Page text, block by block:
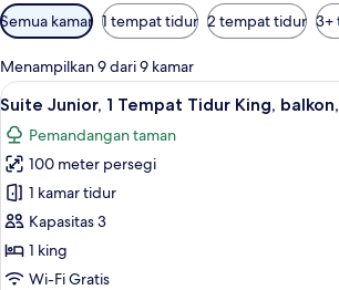
Filter
tersedia
untuk
kamar
Semua kamar 1 tempat tidur 2 tempat tidur 3+
Menampilkan 9 dari 9 kamar
Lihat
semua
foto
untuk
Suite
Junior,
1
Tempat
Suite
5
Suite Junior, 1 Tempat Tidur King,
Pemandangan taman
100 meter persegi
1 kamar tidur
Kapasitas 3
1 king
Wi-Fi Gratis